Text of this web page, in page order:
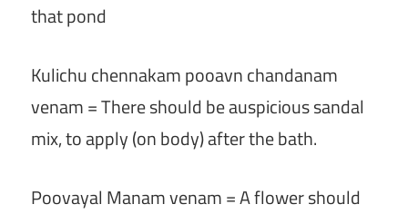
that pond
Kulichu chennakam pooavn chandanam
venam = There should be auspicious sandal
mix, to apply (on body) after the bath.
Poovayal Manam venam = A flower should